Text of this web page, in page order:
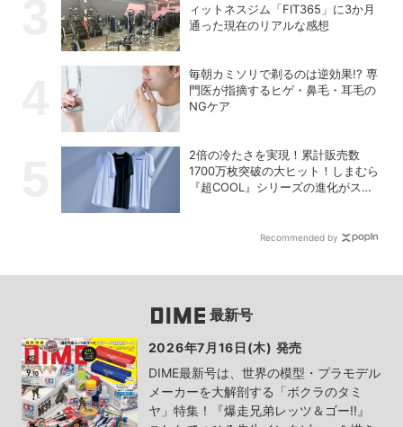
ィットネスジム「FIT365」に3か月
通った現在のリアルな感想
毎朝カミソリで剃るのは逆効果!? 専
門医が指摘するヒゲ・鼻毛・耳毛の
NGケア
2倍の冷たさを実現！累計販売数
1700万枚突破の大ヒット！しまむら
『超COOL』シリーズの進化がスゴ
Recommended by
最新号
2026年7月16日(木) 発売
DIME最新号は、世界の模型・プラモデル
メーカーを大解剖する「ボクラのタミ
ヤ」特集！『爆走兄弟レッツ＆ゴー!!』